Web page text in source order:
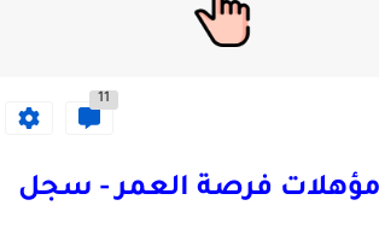
11
لغة بدون مؤهلات فرصة العمر - سجل